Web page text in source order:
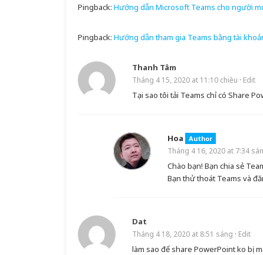
Pingback: Hướng dẫn Microsoft Teams cho người
Pingback: Hướng dẫn tham gia Teams bằng tài
Thanh Tâm
Tháng 4 15, 2020 at 11:10 chiều · Edit
Tại sao tôi tải Teams chỉ có Share
Hoa Author
Tháng 4 16, 2020 at 7:34
Chào bạn! Bạn chia sẻ
Bạn thử thoát Teams và
Dat
Tháng 4 18, 2020 at 8:51 sáng · Edit
làm sao để share PowerPoint ko bị